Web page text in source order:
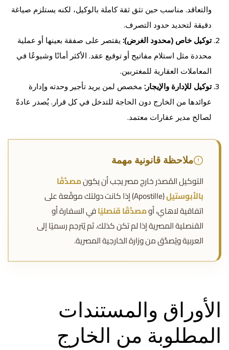
والتعاقد. مناسب حين تثق ثقة كاملة بالوكيل، لكنه يستلزم صياغة
دقيقة لتحديد حدود التصرف.
توكيل خاص (محدود الغرض): يقتصر على صفقة بعينها أو عملية
محددة مثل استلام مفاتيح أو توقيع عقد. الأكثر أمانًا وشيوعًا في
المعاملات العقارية للمغتربين.
توكيل للإدارة والإيجار: مخصص لمن يريد تأجير وحدته وإدارة
عوائدها من الخارج دون الحاجة للتدخل في كل قرار. يُصدر عادةً
لصالح مدير عقارات معتمد.
ملاحظة قانونية مهمة
التوكيل المُصدَر خارج مصر يجب أن يكونمصدَّقًا
بالأبوستيل
(Apostille) إذا كانت دولتك موقّعة على
اتفاقية لاهاي، أومصدَّقًا قنصليًافي السفارة أو
القنصلية المصرية إذا لم تكن كذلك. ثم يُترجم رسميًا إلى
العربية ويُصدَّق من وزارة الخارجية المصرية.
الأوراق والمستندات
المطلوبة من الخارج